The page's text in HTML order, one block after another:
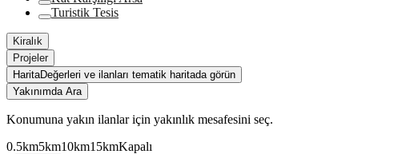
Turistik Tesis
Kiralık
Projeler
HaritaDeğerleri ve ilanları tematik haritada görün
Yakınımda Ara
Konumuna yakın ilanlar için yakınlık mesafesini seç.
0.5km5km10km15kmKapalı